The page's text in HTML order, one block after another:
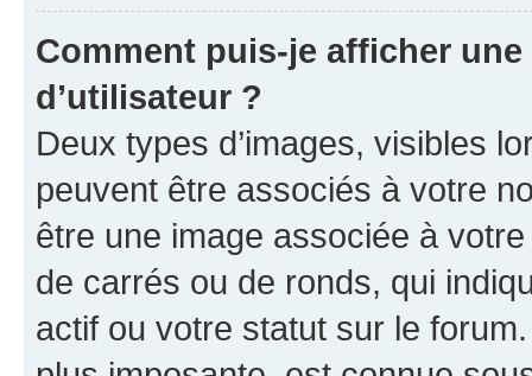
Comment puis-je afficher
d’utilisateur ?
Deux types d’images, visibles
peuvent être associés à votre
être une image associée à
de carrés ou de ronds, qui
actif ou votre statut sur le